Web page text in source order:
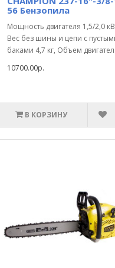
56 Бензопила
Мощность двигателя 1,5/2,0
Вес без шины и цепи с
баками 4,7 кг, Объем
10700.00р.
В КОРЗИНУ